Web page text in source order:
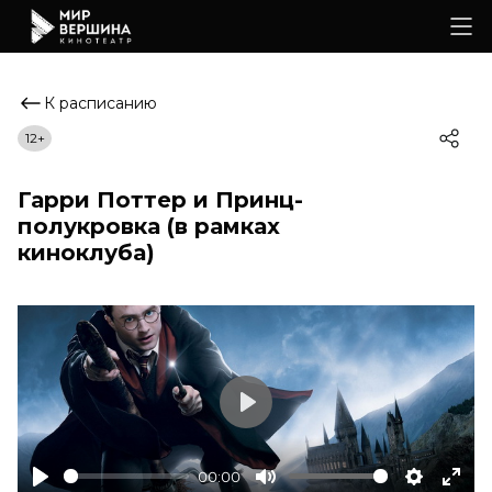
К расписанию
Гарри Поттер и Принц-
полукровка (в рамках
киноклуба)
12+
00:00
Play